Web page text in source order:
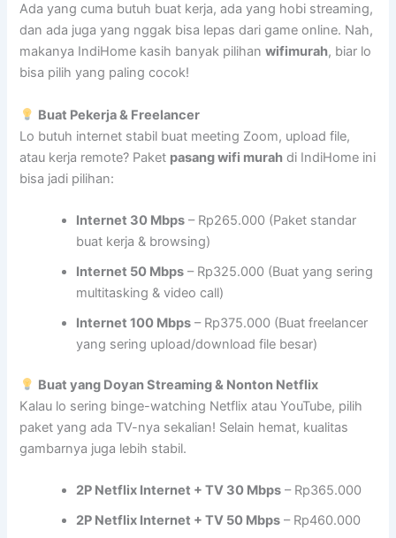
Ada yang cuma butuh buat kerja, ada yang hobi streaming,
dan ada juga yang nggak bisa lepas dari game online. Nah,
makanya IndiHome kasih banyak pilihanwifimurah, biar lo
bisa pilih yang paling cocok!
Buat Pekerja & Freelancer
Lo butuh internet stabil buat meeting Zoom, upload file,
atau kerja remote? Paket pasang wifi murah di IndiHome ini
bisa jadi pilihan:
Internet 30 Mbps – Rp265.000 (Paket standar
buat kerja & browsing)
Internet 50 Mbps – Rp325.000 (Buat yang sering
multitasking & video call)
Internet 100 Mbps – Rp375.000 (Buat freelancer
yang sering upload/download file besar)
Buat yang Doyan Streaming & Nonton Netflix
Kalau lo sering binge-watching Netflix atau YouTube, pilih
paket yang ada TV-nya sekalian! Selain hemat, kualitas
gambarnya juga lebih stabil.
2P Netflix Internet + TV 30 Mbps – Rp365.000
2P Netflix Internet + TV 50 Mbps – Rp460.000